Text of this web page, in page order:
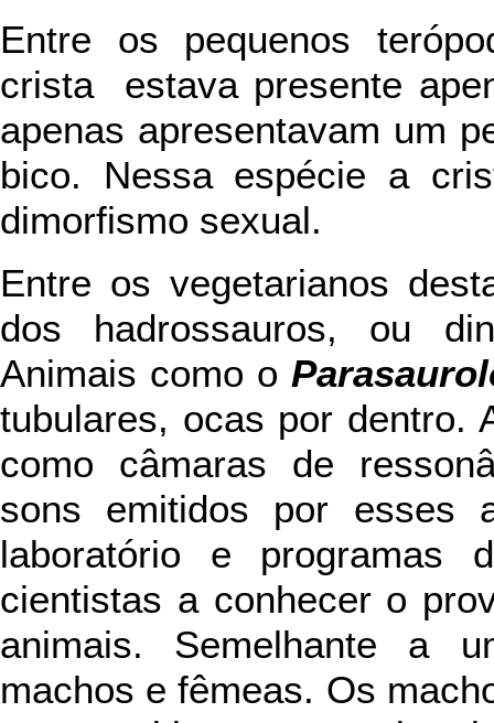
Entre os pequenos
crista estava presente
apenas apresentavam um
bico. Nessa espécie a
dimorfismo sexual.
Entre os vegetarianos
dos hadrossauros, ou
Animais como o
tubulares, ocas por dentro.
como câmaras de
sons emitidos por esses
laboratório e programas
cientistas a conhecer o
animais. Semelhante a
machos e fêmeas. Os